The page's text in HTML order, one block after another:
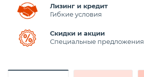
Лизинг и кредит
Гибкие условия
Скидки и акции
Специальные предложения